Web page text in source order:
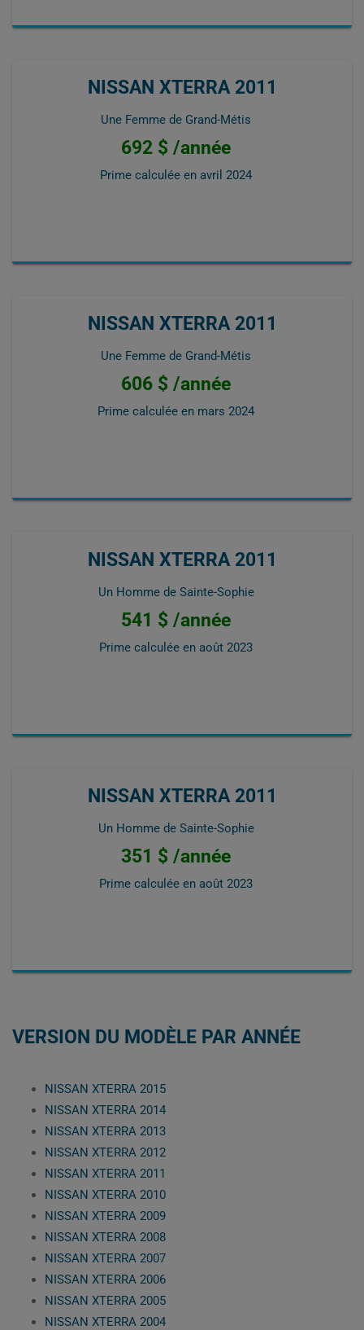
NISSAN XTERRA 2011
Une Femme de Grand-Métis
692 $ /année
Prime calculée en avril 2024
NISSAN XTERRA 2011
Une Femme de Grand-Métis
606 $ /année
Prime calculée en mars 2024
NISSAN XTERRA 2011
Un Homme de Sainte-Sophie
541 $ /année
Prime calculée en août 2023
NISSAN XTERRA 2011
Un Homme de Sainte-Sophie
351 $ /année
Prime calculée en août 2023
VERSION DU MODÈLE PAR ANNÉE
NISSAN XTERRA 2015
NISSAN XTERRA 2014
NISSAN XTERRA 2013
NISSAN XTERRA 2012
NISSAN XTERRA 2011
NISSAN XTERRA 2010
NISSAN XTERRA 2009
NISSAN XTERRA 2008
NISSAN XTERRA 2007
NISSAN XTERRA 2006
NISSAN XTERRA 2005
NISSAN XTERRA 2004